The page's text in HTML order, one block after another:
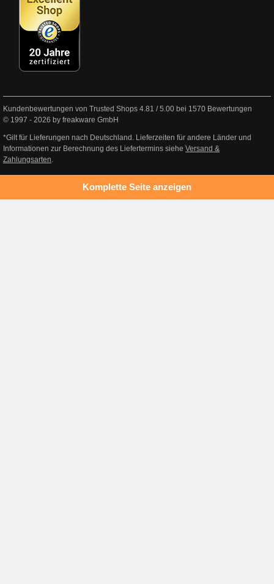
Kundenbewertungen von Trusted Shops 4.81 /5.00 bei 1570 Bewertungen
© 1997 - 2026 by freakware GmbH
*Gilt für Lieferungen nach Deutschland. Lieferzeiten für andere Länder und
Informationen zur Berechnung des Liefertermins siehe Versand &
Zahlungsarten.
Komplette Seite anzeigen